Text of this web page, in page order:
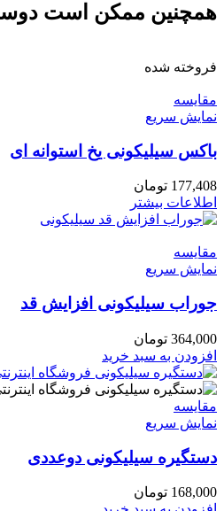
همچنین ممکن است
فروخته شده
مقايسه
نمایش سریع
باکس سیلیکونی یخ استوانه ای
177,408 تومان
اطلاعات بیشتر
مقايسه
نمایش سریع
جوراب سیلیکونی افزایش قد
364,000 تومان
افزودن به سبد خرید
مقايسه
نمایش سریع
دستگیره سیلیکونی دوعددی
168,000 تومان